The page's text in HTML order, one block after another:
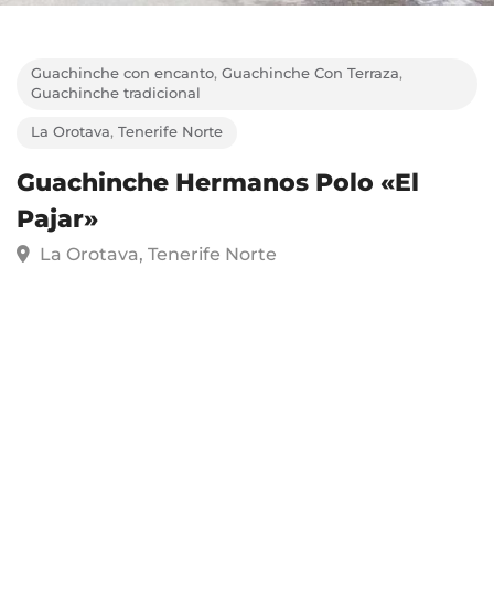
Guachinche con encanto
La Orotava,Tenerife Norte
Guachinche Hermanos Polo «El